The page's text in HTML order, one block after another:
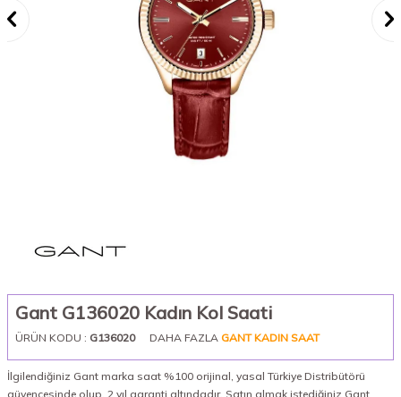
Gant G136020 Kadın Kol Saati
ÜRÜN KODU : G136020 DAHA FAZLA GANT KADIN SAAT
İlgilendiğiniz Gant marka saat %100 orijinal, yasal Türkiye Distribütörü
güvencesinde olup, 2 yıl garanti altındadır. Satın almak istediğiniz Gant